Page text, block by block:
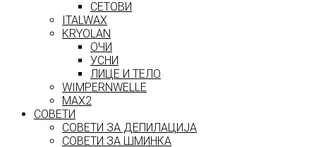
СЕТОВИ
ITALWAX
KRYOLAN
ОЧИ
УСНИ
ЛИЦЕ И ТЕЛО
WIMPERNWELLE
MAX2
СОВЕТИ
СОВЕТИ ЗА ДЕПИЛАЦИЈА
СОВЕТИ ЗА ШМИНКА